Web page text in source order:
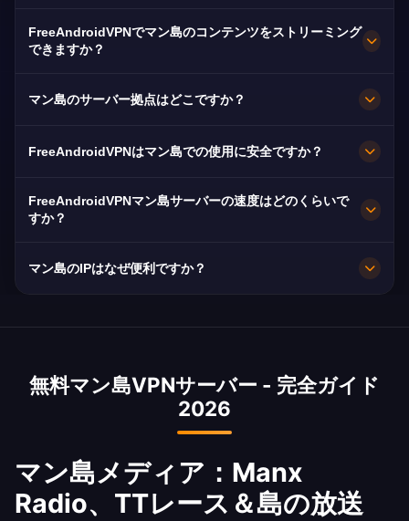
はい！FreeAndroidVPNマン島サーバーは100%無
料です。非常にレアなVPNロケーション — マン
りません。
FreeAndroidVPNでマン島のコンテンツをストリーミング
できますか？
向けに最適化されており、スムーズなストリーミ
マン島のサーバー拠点はどこですか？
ジー、ピールに複数の高速サーバーを維持してい
ます。全サーバーは最大速度のための10Gbps接
続を備えています。アプリでお好みのマン島の都
最適なパフォーマンスを得られます。
FreeAndroidVPNはマン島での使用に安全ですか？
もちろんです。AES-256暗号化とノーログポリシ
ー。IoMの独立したデータ保護フレームワークが
FreeAndroidVPNマン島サーバーの速度はどのくらいで
すか？
Rockabill海底ケーブルによる強力な光ファイバー
マン島のIPはなぜ便利ですか？
iGamingライセンス管轄区域です。マン島IPは
ス、TTレースのコンテンツへのアクセスを提供し
ます。世界で最もレアなVPNサーバーロケーショ
ンの一つでもあります。
無料マン島VPNサーバー - 完全ガイド
2026
マン島メディア：Manx
Radio、TTレース＆島の放送